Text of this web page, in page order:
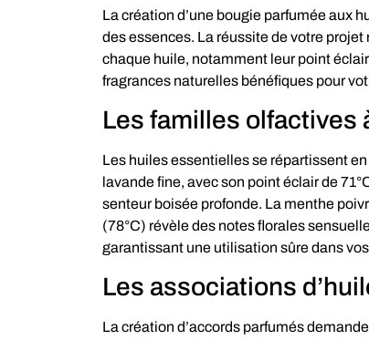
La création d’une bougie parfumée aux
des essences. La réussite de votre
chaque huile, notamment leur point
fragrances naturelles bénéfiques pour
Les familles olfactives
Les huiles essentielles se répartissent
lavande fine, avec son point éclair de
senteur boisée profonde. La menthe
(78°C) révèle des notes florales
garantissant une utilisation sûre dans
Les associations
La création d’accords parfumés